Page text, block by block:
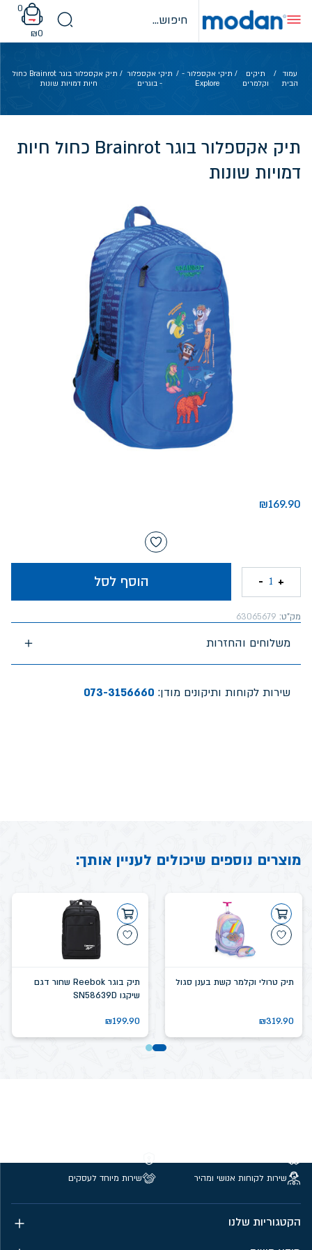
content
0
₪0
עמוד
הבית
/
תיקים
וקלמרים
/ תיקי אקספלור -
Explore
/ תיקי אקספלור
- בוגרים
/ תיק אקספלור בוגר Brainrot כחול
חיות דמויות שונות
תיק אקספלור בוגר Brainrot כחול חיות
דמויות שונות
₪169.90
הוסף לסל +
1
-
מק"ט: 63065679
משלוחים והחזרות
שירות לקוחות ותיקונים מודן: 073-3156660
מוצרים נוספים שיכולים לעניין אותך:
תיק טרולי וקלמר קשת בענן סגול
₪319.90
תיק בוגר Reebok שחור דגם
שיקגו SN58639D
₪199.90
שירות לקוחות אנושי ומהיר
שירות מיוחד לעסקים
הקטגוריות שלנו